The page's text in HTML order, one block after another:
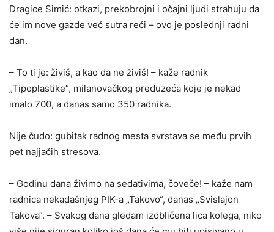
Dragice Simić: otkazi, prekobrojni i očajni ljudi strahuju da
će im nove gazde već sutra reći – ovo je poslednji radni
dan.
– To ti je: živiš, a kao da ne živiš! – kaže radnik
„Tipoplastike“, milanovačkog preduzeća koje je nekad
imalo 700, a danas samo 350 radnika.
Nije čudo: gubitak radnog mesta svrstava se među prvih
pet najjačih stresova.
– Godinu dana živimo na sedativima, čoveče! – kaže nam
radnica nekadašnjeg PIK-a „Takovo“, danas „Svislajon
Takova“. – Svakog dana gledam izobličena lica kolega, niko